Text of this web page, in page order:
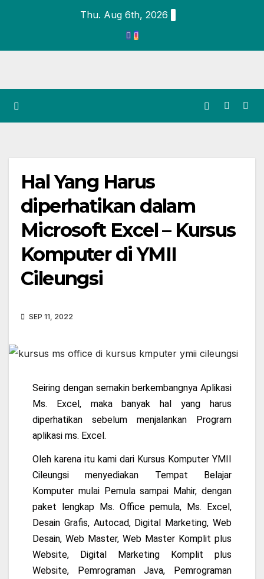
Thu. Aug 6th, 2026
Hal Yang Harus
diperhatikan dalam
Microsoft Excel – Kursus
Komputer di YMII
Cileungsi
SEP 11, 2022
Seiring dengan semakin berkembangnya Aplikasi
Ms. Excel, maka banyak hal yang harus
diperhatikan sebelum menjalankan Program
aplikasi ms. Excel.
Oleh karena itu kami dari Kursus Komputer YMII
Cileungsi menyediakan Tempat Belajar
Komputer mulai Pemula sampai Mahir, dengan
paket lengkap Ms. Office pemula, Ms. Excel,
Desain Grafis, Autocad, Digital Marketing, Web
Desain, Web Master, Web Master Komplit plus
Website, Digital Marketing Komplit plus
Website, Pemrograman Java, Pemrograman